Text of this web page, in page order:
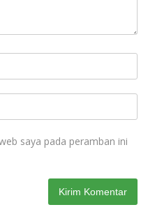
saya pada peramban ini